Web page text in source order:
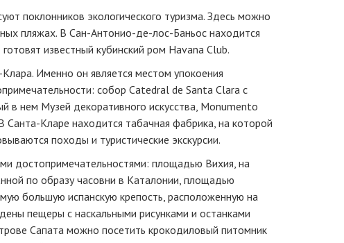
поклонников экологического туризма. Здесь можно
пляжах. В Сан-Антонио-де-лос-Баньос находится
известный кубинский ром Havana Club.
Именно он является местом упокоения
собор Catedral de Santa Clara с
в нем Музей декоративного искусства, Monumento
Санта-Кларе находится табачная фабрика, на которой
походы и туристические экскурсии.
достопримечательностями: площадью Вихия, на
по образу часовни в Каталонии, площадью
большую испанскую крепость, расположенную на
пещеры с наскальными рисунками и останками
Сапата можно посетить крокодиловый питомник